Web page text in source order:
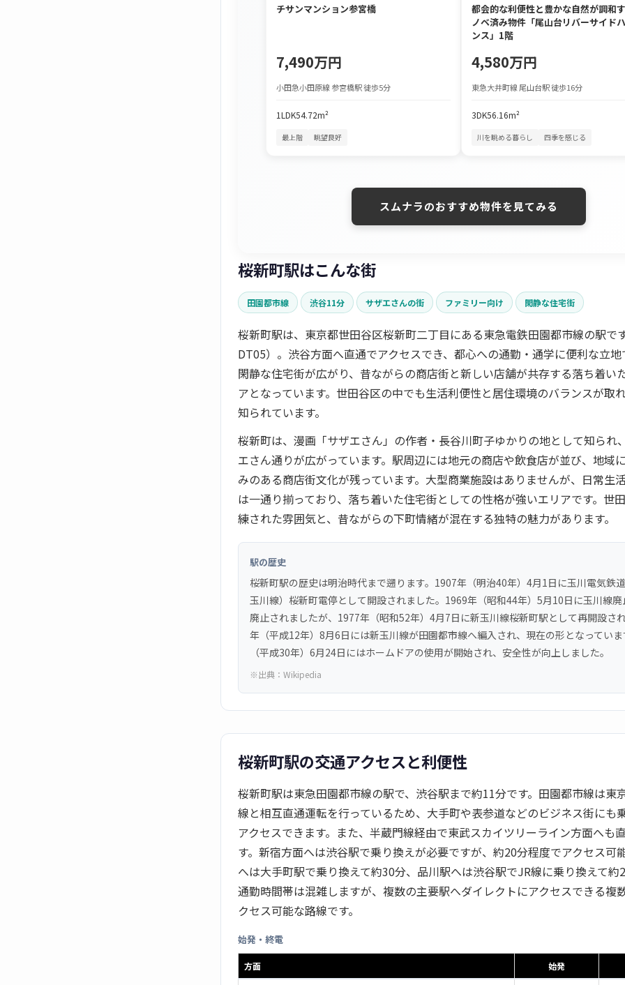
チサンマンション参宮橋
7,490万円
小田急小田原線 参宮橋駅 徒歩5分
1LDK54.72m²
最上階 眺望良好
都会的な利便性と豊かな自然が調和
ノベ済み物件「尾山台リバーサイド
ンス」1階
4,580万円
東急大井町線 尾山台駅 徒歩16分
3DK56.16m²
川を眺める暮らし 四季を感じる
スムナラのおすすめ物件を見てみる
桜新町駅はこんな街
田園都市線 渋谷11分 サザエさんの街 ファミリー向け 閑静な住宅街
桜新町駅は、東京都世田谷区桜新町二丁目にある東急電鉄田園都市線の駅で
DT05）。渋谷方面へ直通でアクセスでき、都心への通勤・通学に便利な立
閑静な住宅街が広がり、昔ながらの商店街と新しい店舗が共存する落ち着い
アとなっています。世田谷区の中でも生活利便性と居住環境のバランスが取
知られています。
桜新町は、漫画「サザエさん」の作者・長谷川町子ゆかりの地として知られ
エさん通りが広がっています。駅周辺には地元の商店や飲食店が並び、地域
みのある商店街文化が残っています。大型商業施設はありませんが、日常生
は一通り揃っており、落ち着いた住宅街としての性格が強いエリアです。世
練された雰囲気と、昔ながらの下町情緒が混在する独特の魅力があります。
駅の歴史
桜新町駅の歴史は明治時代まで遡ります。1907年（明治40年）4月1日に玉川電気鉄
玉川線）桜新町電停として開設されました。1969年（昭和44年）5月10日に玉川線
廃止されましたが、1977年（昭和52年）4月7日に新玉川線桜新町駅として再開設さ
年（平成12年）8月6日には新玉川線が田園都市線へ編入され、現在の形となってい
（平成30年）6月24日にはホームドアの使用が開始され、安全性が向上しました。
※出典： Wikipedia
桜新町駅の交通アクセスと利便性
桜新町駅は東急田園都市線の駅で、渋谷駅まで約11分です。田園都市線は東
線と相互直通運転を行っているため、大手町や表参道などのビジネス街にも
アクセスできます。また、半蔵門線経由で東武スカイツリーライン方面へも
す。新宿方面へは渋谷駅で乗り換えが必要ですが、約20分程度でアクセス可
へは大手町駅で乗り換えて約30分、品川駅へは渋谷駅でJR線に乗り換えて約
通勤時間帯は混雑しますが、複数の主要駅へダイレクトにアクセスできる複
クセス可能な路線です。
始発・終電
方面 始発